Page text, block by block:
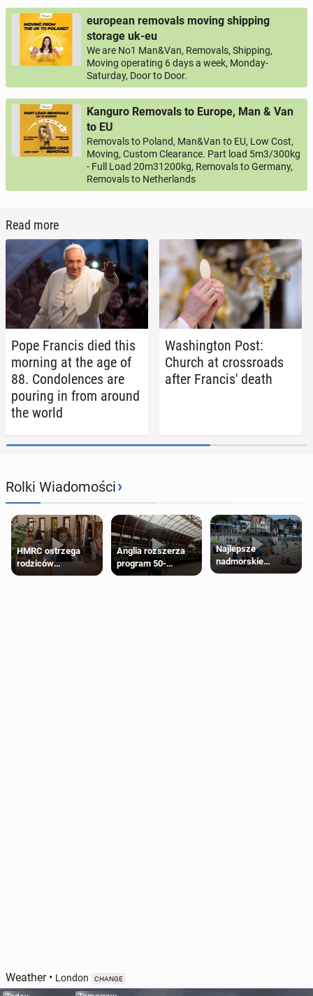
european removals moving shipping
storage uk-eu
We are No1 Man&Van, Removals, Shipping,
Moving operating 6 days a week, Monday-
Saturday, Door to Door.
Kanguro Removals to Europe, Man & Van
to EU
Removals to Poland, Man&Van to EU, Low Cost,
Moving, Custom Clearance. Part load 5m3/300kg
- Full Load 20m31200kg, Removals to Germany,
Removals to Netherlands
Read more
Pope Francis died this
morning at the age of
88. Con­do­lences are
pouring in from around
the world
Wash­ing­ton Post:
Church at cross­roads
after Fran­cis' death
Rolki Wiadomości›
HMRC ostrzega
rodziców
pobierających Child
Anglia rozszerza
program 50-
procentowych
Najlepsze
nadmorskie
miasteczko blisko
Weather• London CHANGE